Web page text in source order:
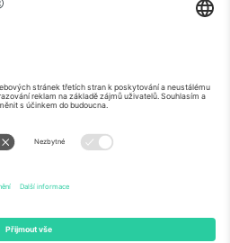
UAE Dubai Silicon Oasis, DDP
Podrobnosti najdete na konkrétní
aPodmínky.